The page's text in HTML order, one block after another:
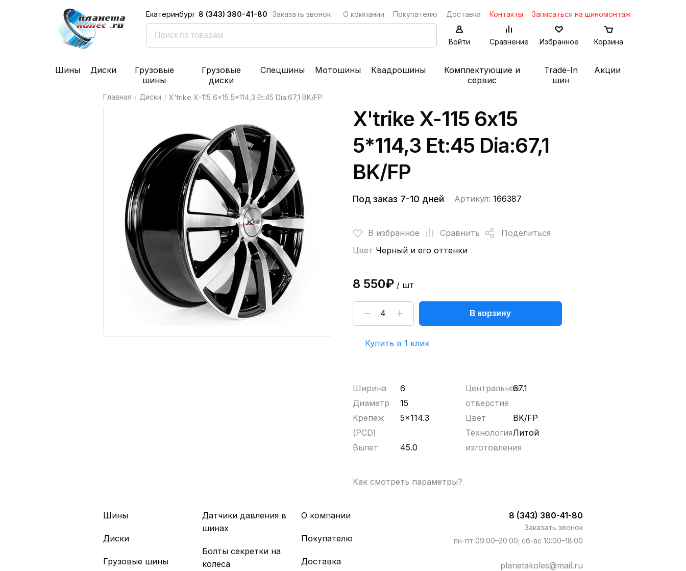
Екатеринбург 8 (343) 380-41-80 Заказать звонок О компании Покупателю Доставка Контакты Записаться на шиномонтаж
Войти Сравнение Избранное Корзина
Шины Диски
Грузовые
шины
Грузовые
диски
Спецшины Мотошины Квадрошины
Комплектующие и
сервис
Trade-In
шин
Акции
Главная / Диски / X'trike X-115 6x15 5*114,3 Et:45 Dia:67,1 BK/FP
X'trike X-115 6x15
5*114,3 Et:45 Dia:67,1
BK/FP
Под заказ 7-10 дней Артикул: 166387
В избранное Сравнить
Поделиться
Цвет Черный и его оттенки
8 550₽/ шт
В корзину
Купить в 1 клик
Ширина
6
Диаметр
15
Крепеж
(PCD)
5x114.3
Вылет 45.0
Центральное
отверстие
67.1
Цвет
BK/FP
Технология
изготовления
Литой
Как смотреть параметры?
Шины
Диски
Грузовые шины
Датчики давления в
шинах
Болты секретки на
колеса
О компании
Покупателю
Доставка
8 (343) 380-41-80
Заказать звонок
пн-пт 09:00–20:00; сб-вс 10:00–18:00
planetakoles@mail.ru